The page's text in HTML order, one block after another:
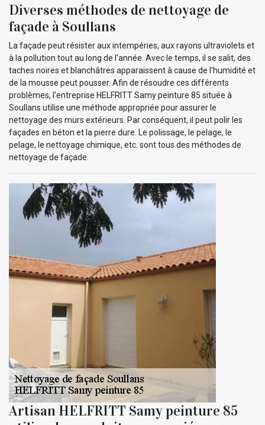
Diverses méthodes de nettoyage de
façade à Soullans
La façade peut résister aux intempéries, aux rayons ultraviolets et
à la pollution tout au long de l'année. Avec le temps, il se salit, des
taches noires et blanchâtres apparaissent à cause de l'humidité et
de la mousse peut pousser. Afin de résoudre ces différents
problèmes, l'entreprise HELFRITT Samy peinture 85 située à
Soullans utilise une méthode appropriée pour assurer le
nettoyage des murs extérieurs. Par conséquent, il peut polir les
façades en béton et la pierre dure. Le polissage, le pelage, le
pelage, le nettoyage chimique, etc. sont tous des méthodes de
nettoyage de façade.
Artisan HELFRITT Samy peinture 85